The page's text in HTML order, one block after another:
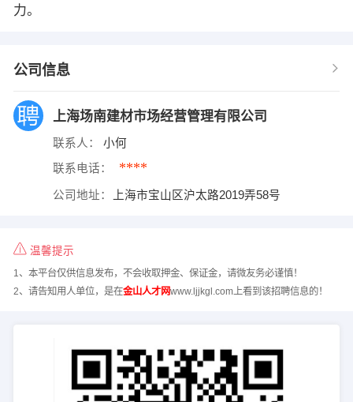
力。
公司信息
上海场南建材市场经营管理有限公司
联系人： 小何
联系电话： ****
公司地址： 上海市宝山区沪太路2019弄58号
温馨提示
1、本平台仅供信息发布，不会收取押金、保证金，请微友务必谨慎！
2、请告知用人单位，是在金山人才网www.ljjkgl.com上看到该招聘信息的！